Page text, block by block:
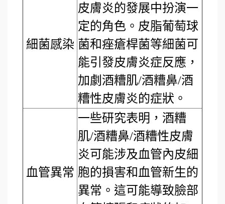
細菌感染
皮膚炎的發展中扮演一
定的角色。皮脂葡萄球
菌和痤瘡桿菌等細菌可
能引發皮膚炎症反應，
加劇酒糟肌/酒糟鼻/酒
糟性皮膚炎的症狀。
血管異常
一些研究表明，酒糟
肌/酒糟鼻/酒糟性皮膚
炎可能涉及血管內皮細
胞的損害和血管新生的
異常。這可能導致臉部